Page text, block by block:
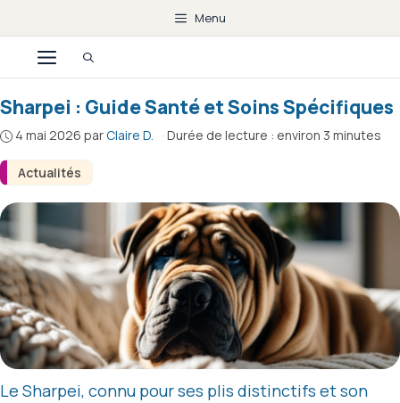
au
contenu
Menu
Menu
Actualités
Sharpei : Guide Santé et Soins Spécifiques
4 mai 2026 par Claire D. · Durée de lecture : environ 3 minutes
Le Sharpei, connu pour ses plis distinctifs et son